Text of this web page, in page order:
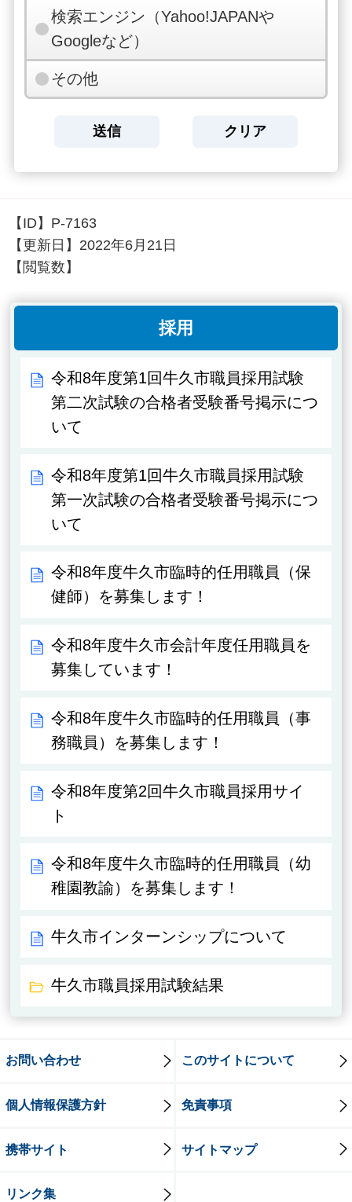
検索エンジン（Yahoo!JAPANや
Googleなど）
その他
【ID】 P-7163
【更新日】 2022年6月21日
【閲覧数】
採用
令和8年度第1回牛久市職員採用試験
第二次試験の合格者受験番号掲示につ
いて
令和8年度第1回牛久市職員採用試験
第一次試験の合格者受験番号掲示につ
いて
令和8年度牛久市臨時的任用職員（保
健師）を募集します！
令和8年度牛久市会計年度任用職員を
募集しています！
令和8年度牛久市臨時的任用職員（事
務職員）を募集します！
令和8年度第2回牛久市職員採用サイ
ト
令和8年度牛久市臨時的任用職員（幼
稚園教諭）を募集します！
牛久市インターンシップについて
牛久市職員採用試験結果
お問い合わせ このサイトについて
個人情報保護方針 免責事項
携帯サイト サイトマップ
リンク集